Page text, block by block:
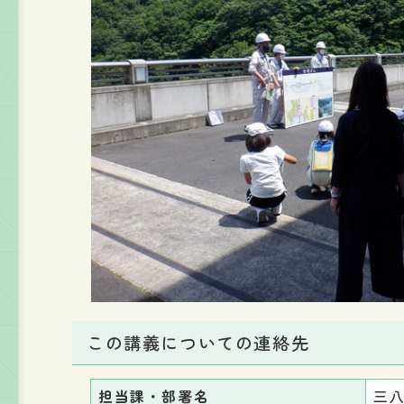
この講義についての連絡先
担当課・部署名 三